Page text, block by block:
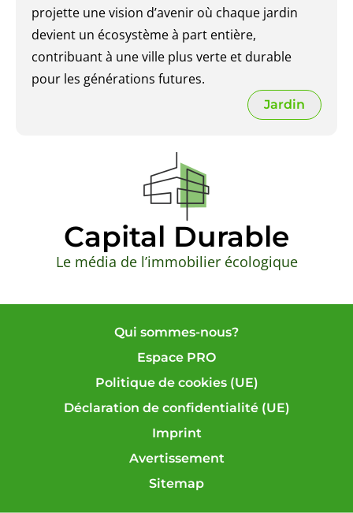
Capital Durable
Le média de l’immobilier écologique
projette une vision d’avenir où chaque jardin
devient un écosystème à part entière,
contribuant à une ville plus verte et durable
pour les générations futures.
Jardin
Qui sommes-nous?
Espace PRO
Politique de cookies (UE)
Déclaration de confidentialité (UE)
Imprint
Avertissement
Sitemap